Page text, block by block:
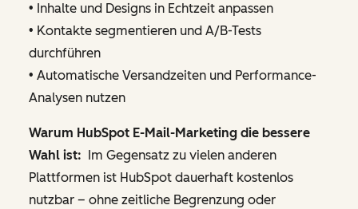
• Inhalte und Designs in Echtzeit anpassen
• Kontakte segmentieren und A/B-Tests
durchführen
• Automatische Versandzeiten und Performance-
Analysen nutzen
Warum HubSpot E-Mail-Marketing die bessere
Wahl ist:
Im Gegensatz zu vielen anderen
Plattformen ist HubSpot dauerhaft kostenlos
nutzbar – ohne zeitliche Begrenzung oder